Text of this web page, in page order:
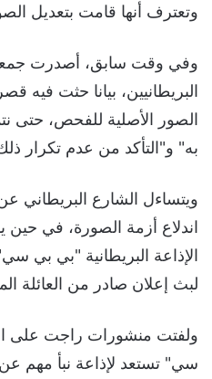
وتعترف أنها قامت بتعديل
وفي وقت سابق، أصدرت
البريطانيين، بيانا حثت فيه
الصور الأصلية للفحص، حتى
به" و"التأكد من عدم تكرار
ويتساءل الشارع البريطاني
اندلاع أزمة الصورة، في حين
الإذاعة البريطانية "بي بي
لبث إعلان صادر من العائلة
ولفتت منشورات راجت على
سي" تستعد لإذاعة نبأ مهم عن